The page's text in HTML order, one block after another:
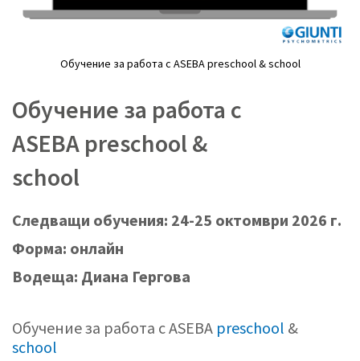
Обучение за работа с ASEBA preschool & school
към
началото
галерия
снимки
Обучение за работа с
ASEBA preschool &
school
Следващи обучения: 24-25 октомври 2026 г.
Форма: онлайн
Водеща: Диана Гергова
Обучение за работа с ASEBA preschool &
school